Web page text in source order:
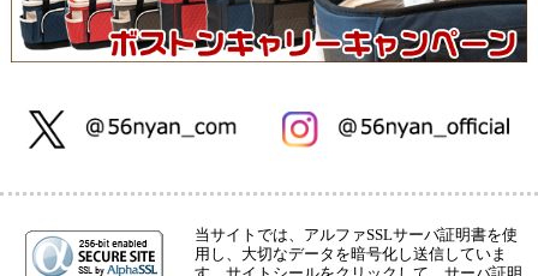
当サイトでは、アルファSSLサーバ証明書を使
用し、大切なデータを暗号化し送信していま